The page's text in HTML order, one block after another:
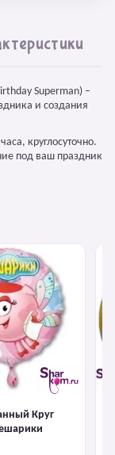
Superman) –
и создания
круглосуточно.
под ваш праздник
Круг